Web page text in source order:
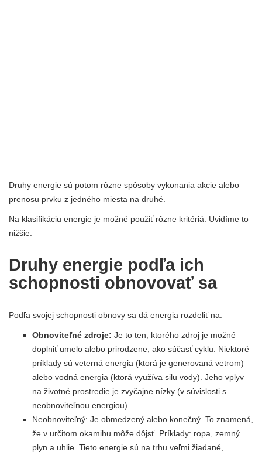
Druhy energie sú potom rôzne spôsoby vykonania akcie alebo
prenosu prvku z jedného miesta na druhé.
Na klasifikáciu energie je možné použiť rôzne kritériá. Uvidíme to
nižšie.
Druhy energie podľa ich
schopnosti obnovovať sa
Podľa svojej schopnosti obnovy sa dá energia rozdeliť na:
Obnoviteľné zdroje: Je to ten, ktorého zdroj je možné
doplniť umelo alebo prirodzene, ako súčasť cyklu. Niektoré
príklady sú veterná energia (ktorá je generovaná vetrom)
alebo vodná energia (ktorá využíva silu vody). Jeho vplyv
na životné prostredie je zvyčajne nízky (v súvislosti s
neobnoviteľnou energiou).
Neobnoviteľný: Je obmedzený alebo konečný. To znamená,
že v určitom okamihu môže dôjsť. Príklady: ropa, zemný
plyn a uhlie. Tieto energie sú na trhu veľmi žiadané,